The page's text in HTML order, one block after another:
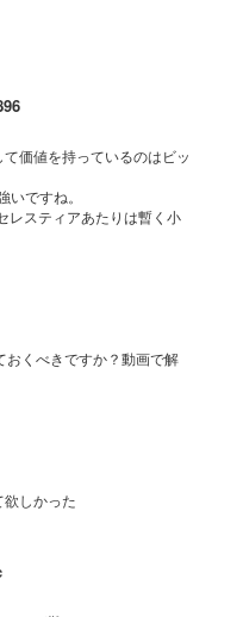
価値を持っているのはビッ
ですね。
レスティアあたりは暫く小
おくべきですか？動画で解
しかった